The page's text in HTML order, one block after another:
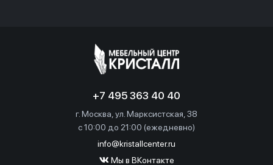
+7 495 363 40 40
г. Москва, ул. Марксистская, 38
c 10:00 до 21:00 (ежедневно)
info@kristallcenter.ru
Мы в ВКонтакте